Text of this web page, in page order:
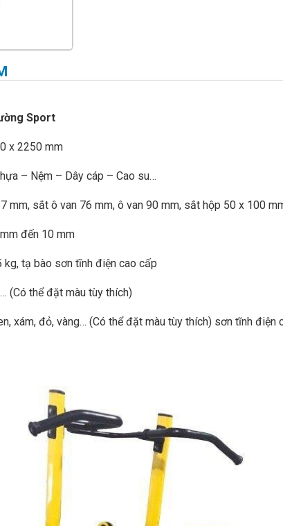
Sport
x 2250 mm
– Nệm – Dây cáp – Cao su…
mm, sắt ô van 76 mm, ô van 90 mm, sắt hộp 50 x 100
đến 10 mm
kg, tạ bào sơn tĩnh điện cao cấp
(Có thể đặt màu tùy thích)
xám, đỏ, vàng… (Có thể đặt màu tùy thích) sơn tĩnh điện